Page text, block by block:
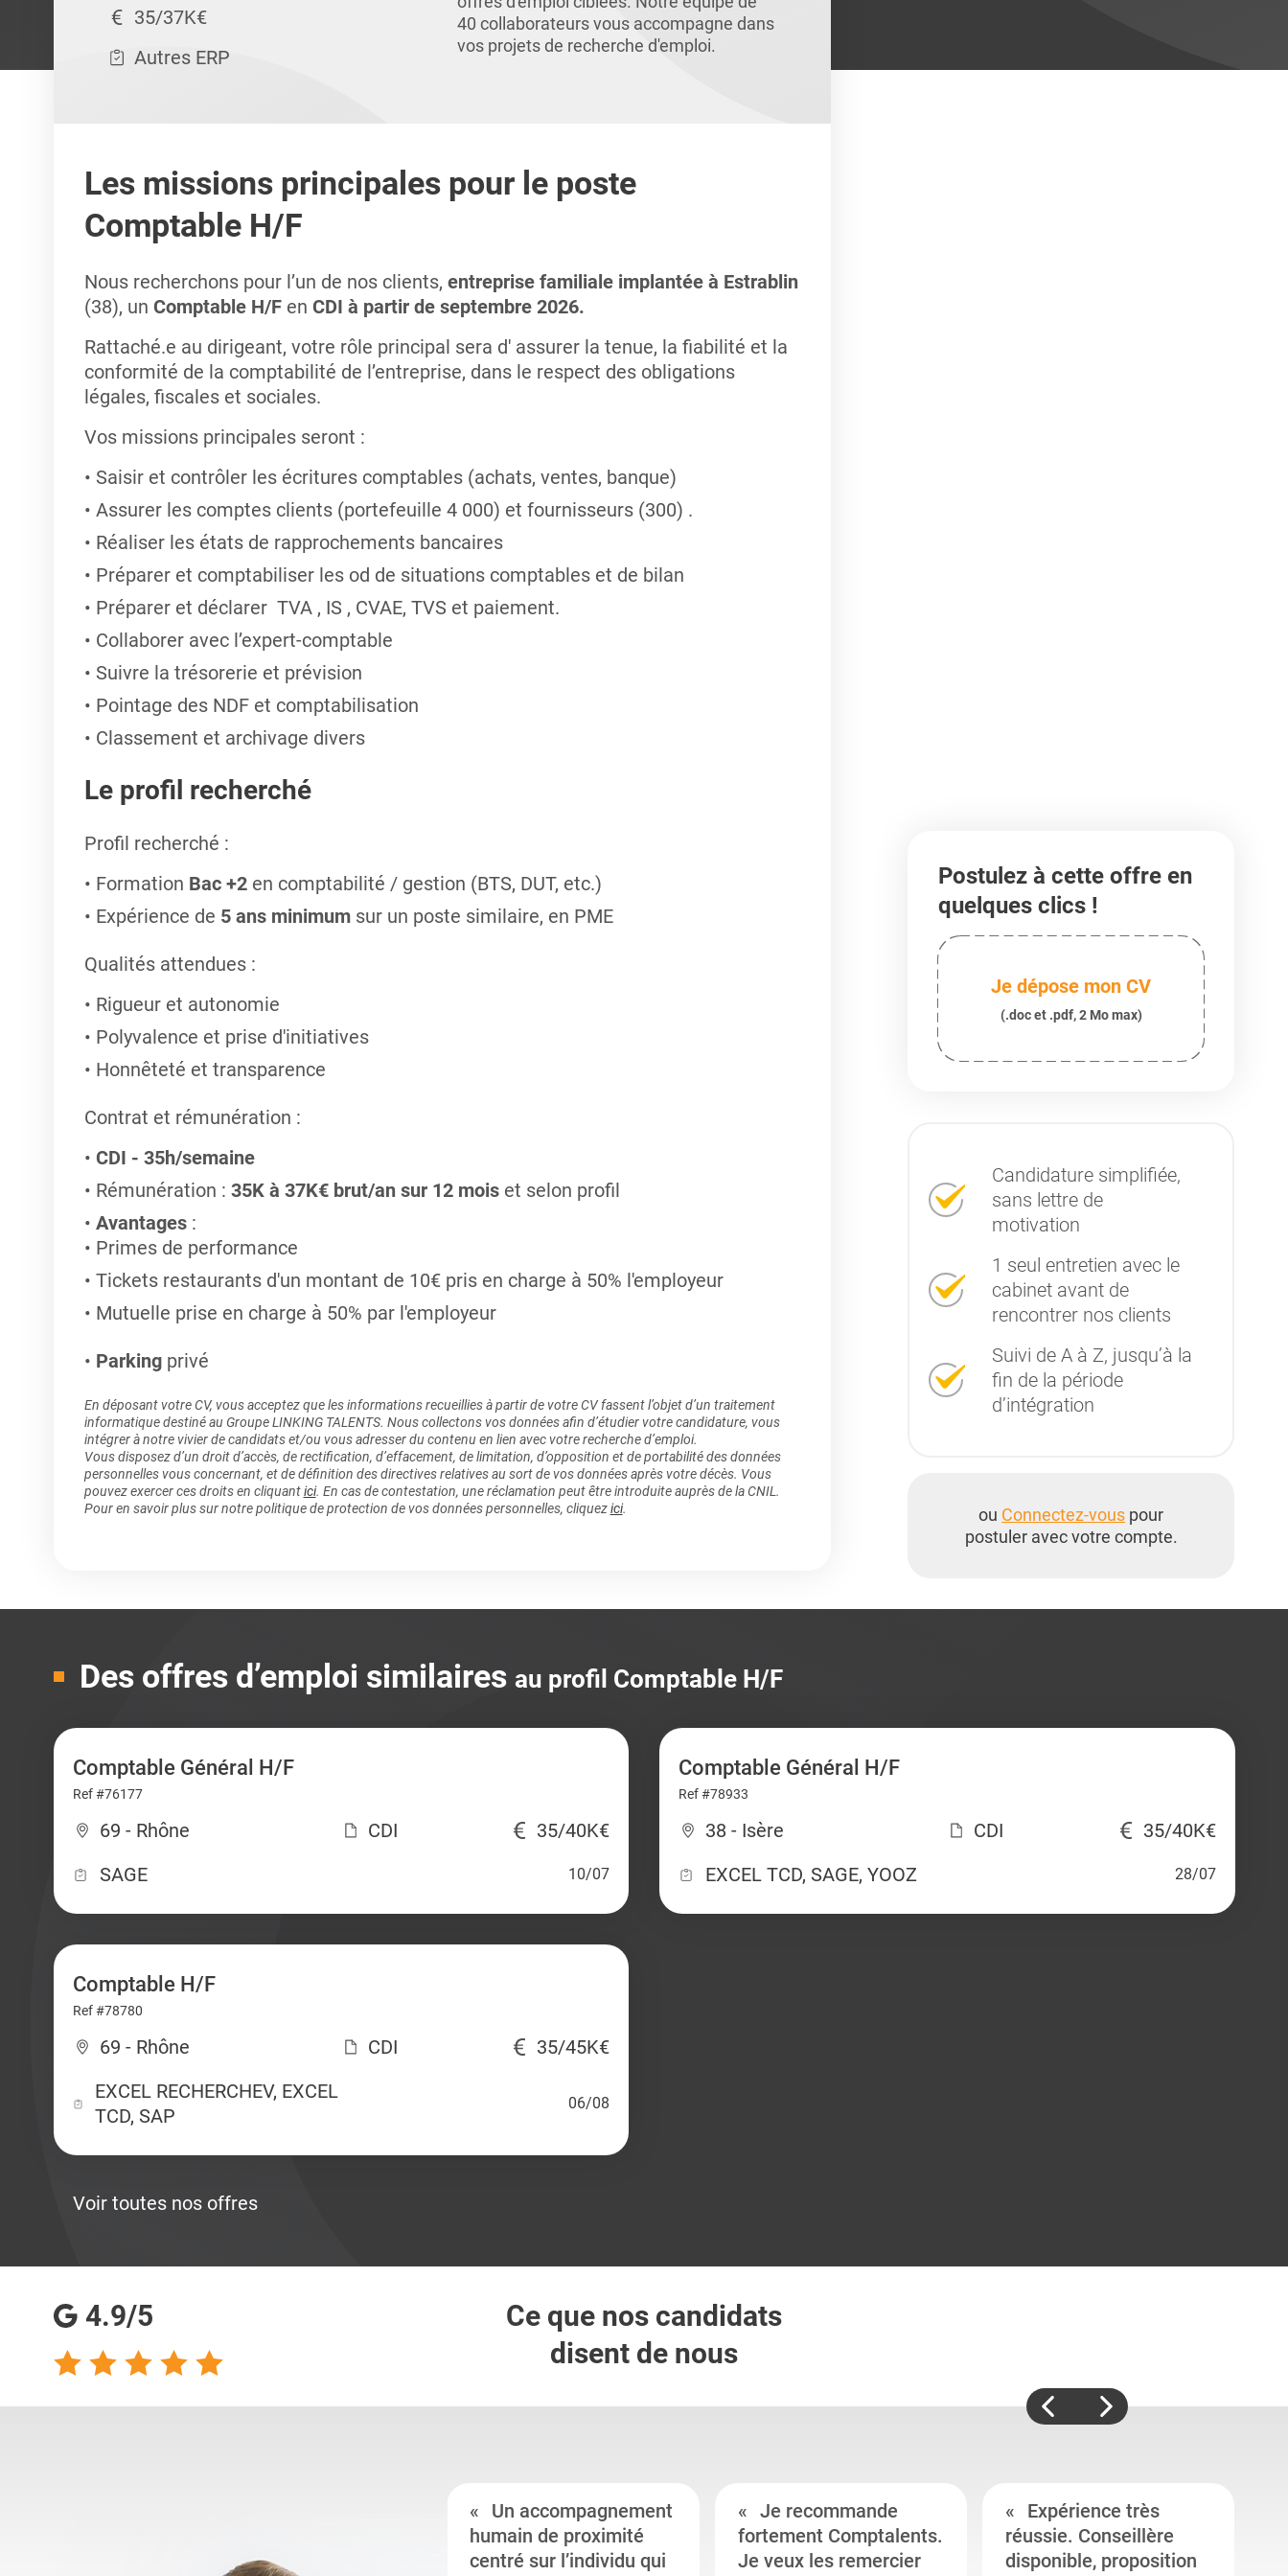
35/37K€
Autres ERP
40 collaborateurs vous accompagne dans
vos projets de recherche d'emploi.
Les missions principales pour le poste
Comptable H/F
Nous recherchons pour l’un de nos clients, entreprise familiale implantée à Estrablin
(38), un Comptable H/Fen CDI à partir de septembre 2026.
Rattaché.e au dirigeant, votre rôle principal sera d' assurerla tenue, la fiabilité et la
conformité de la comptabilité de l’entreprise, dans le respect des obligations
légales, fiscales et sociales.
Vos missions principales seront :
Saisir et contrôler les écritures comptables (achats, ventes, banque)
Assurer les comptes clients (portefeuille 4 000) et fournisseurs (300) .
Réaliser les états de rapprochements bancaires
Préparer et comptabiliser les od de situations comptables et de bilan
Préparer et déclarer TVA , IS , CVAE, TVS et paiement.
Collaborer avec l’expert-comptable
Suivre la trésorerie et prévision
Pointage des NDF et comptabilisation
Classement et archivage divers
Le profil recherché
Profil recherché :
Formation Bac +2en comptabilité / gestion (BTS, DUT, etc.)
Expérience de 5 ans minimumsur un poste similaire, en PME
Qualités attendues:
Rigueur et autonomie
Polyvalence et prise d'initiatives
Honnêteté et transparence
Contrat et rémunération :
CDI - 35h/semaine
Rémunération : 35K à 37K€ brut/an sur 12 moiset selon profil
Avantages :
Primes de performance
Tickets restaurants d'un montant de 10€ pris en charge à 50% l'employeur
Mutuelle prise en charge à 50% par l'employeur
Parking privé
En déposant votre CV, vous acceptez que les informations recueillies à partir de votre CV fassent l’objet d’un traitement
informatique destiné au Groupe LINKING TALENTS. Nous collectons vos données afin d’étudier votre candidature, vous
intégrer à notre vivier de candidats et/ou vous adresser du contenu en lien avec votre recherche d’emploi.
Vous disposez d’un droit d’accès, de rectification, d’effacement, de limitation, d’opposition et de portabilité des données
personnelles vous concernant, et de définition des directives relatives au sort de vos données après votre décès. Vous
pouvez exercer ces droits en cliquantici. En cas de contestation, une réclamation peut être introduite auprès de la CNIL.
Pour en savoir plus sur notre politique de protection de vos données personnelles, cliquezici.
Postulez à cette offre en
quelques clics !
Je dépose mon CV
(.doc et .pdf, 2 Mo max)
Candidature simplifiée,
sans lettre de
motivation
1 seul entretien avec le
cabinet avant de
rencontrer nos clients
Suivi de A à Z, jusqu’à la
fin de la période
d’intégration
ou Connectez-vous pour
postuler avec votre compte.
Des offres d’emploi similaires au profil Comptable H/F
Comptable Général H/F
Ref #76177
69 - Rhône CDI
35/40K€
SAGE
10/07
Comptable Général H/F
Ref #78933
38 - Isère CDI
35/40K€
EXCEL TCD, SAGE, YOOZ
28/07
Comptable H/F
Ref #78780
69 - Rhône CDI
35/45K€
EXCEL RECHERCHEV, EXCEL
TCD, SAP
06/08
Voir toutes nos offres
4.9/5
Ce que nos candidats
disent de nous
avec les consultantes
Un accompagnement
humain de proximité
centré sur l’individu qui
Je recommande
fortement Comptalents.
Je veux les remercier
Expérience très
réussie. Conseillère
disponible, proposition